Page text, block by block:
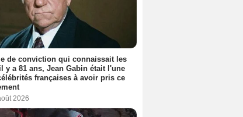
de conviction qui connaissait les
y a 81 ans, Jean Gabin était l'une
françaises à avoir pris ce
2026